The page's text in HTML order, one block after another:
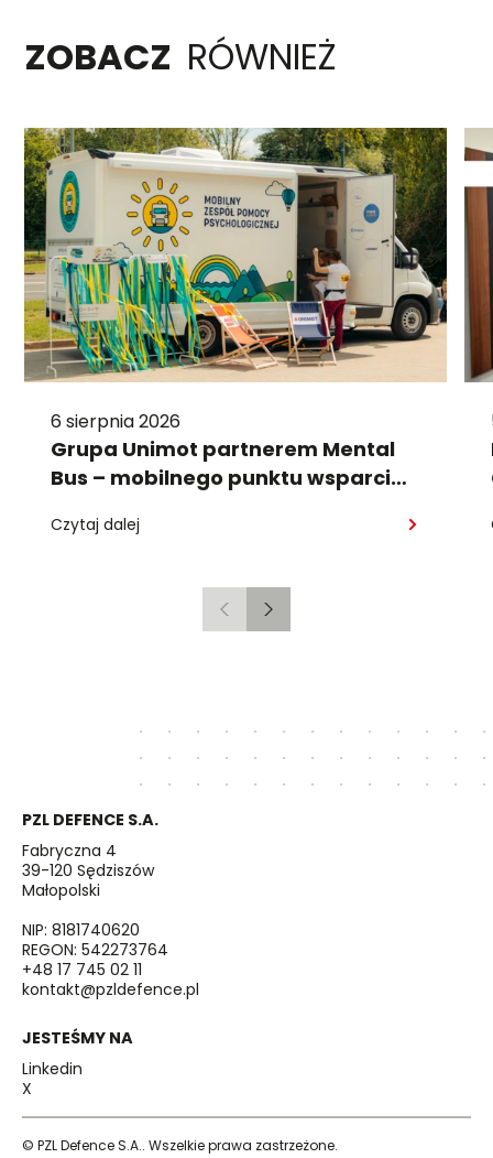
ZOBACZ RÓWNIEŻ
6 sierpnia 2026
Grupa Unimot partnerem Mental
Bus – mobilnego punktu wsparcia
Czytaj dalej
PoprzedniNastępny
PZL DEFENCE S.A.
Fabryczna 4
39-120 Sędziszów
Małopolski
NIP: 8181740620
REGON: 542273764
+48 17 745 02 11
kontakt@pzldefence.pl
JESTEŚMY NA
Linkedin
X
© PZL Defence S.A.. Wszelkie prawa zastrzeżone.